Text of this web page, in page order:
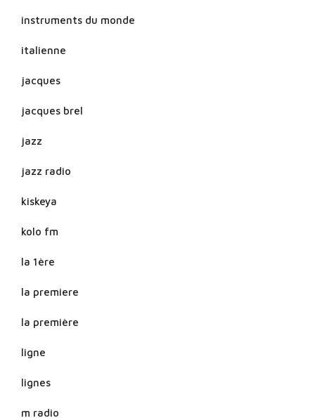
instruments du monde
italienne
jacques
jacques brel
jazz
jazz radio
kiskeya
kolo fm
la 1ère
la premiere
la première
ligne
lignes
m radio